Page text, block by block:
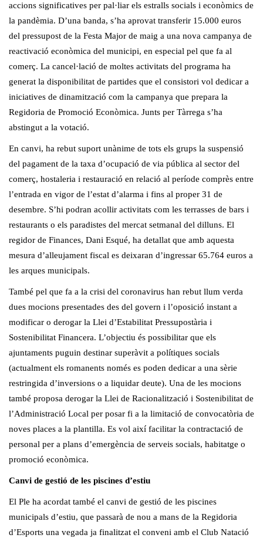
accions significatives per pal·liar els estralls socials i econòmics de
la pandèmia. D’una banda, s’ha aprovat transferir 15.000 euros
del pressupost de la Festa Major de maig a una nova campanya de
reactivació econòmica del municipi, en especial pel que fa al
comerç. La cancel·lació de moltes activitats del programa ha
generat la disponibilitat de partides que el consistori vol dedicar a
iniciatives de dinamització com la campanya que prepara la
Regidoria de Promoció Econòmica. Junts per Tàrrega s’ha
abstingut a la votació.
En canvi, ha rebut suport unànime de tots els grups la suspensió
del pagament de la taxa d’ocupació de via pública al sector del
comerç, hostaleria i restauració en relació al període comprès entre
l’entrada en vigor de l’estat d’alarma i fins al proper 31 de
desembre. S’hi podran acollir activitats com les terrasses de bars i
restaurants o els paradistes del mercat setmanal del dilluns. El
regidor de Finances, Dani Esqué, ha detallat que amb aquesta
mesura d’alleujament fiscal es deixaran d’ingressar 65.764 euros a
les arques municipals.
També pel que fa a la crisi del coronavirus han rebut llum verda
dues mocions presentades des del govern i l’oposició instant a
modificar o derogar la Llei d’Estabilitat Pressupostària i
Sostenibilitat Financera. L’objectiu és possibilitar que els
ajuntaments puguin destinar superàvit a polítiques socials
(actualment els romanents només es poden dedicar a una sèrie
restringida d’inversions o a liquidar deute). Una de les mocions
també proposa derogar la Llei de Racionalització i Sostenibilitat de
l’Administració Local per posar fi a la limitació de convocatòria de
noves places a la plantilla. Es vol així facilitar la contractació de
personal per a plans d’emergència de serveis socials, habitatge o
promoció econòmica.
Canvi de gestió de les piscines d’estiu
El Ple ha acordat també el canvi de gestió de les piscines
municipals d’estiu, que passarà de nou a mans de la Regidoria
d’Esports una vegada ja finalitzat el conveni amb el Club Natació